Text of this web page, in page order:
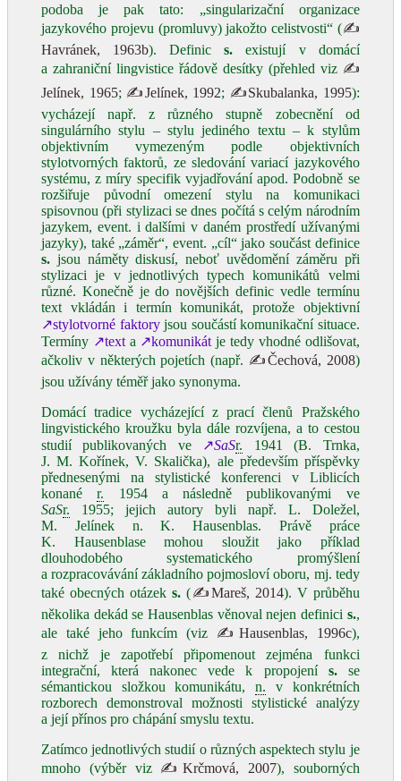
podoba je pak tato: „singularizační organizace
jazykového projevu (promluvy) jakožto celistvosti“ (✍
Havránek, 1963b). Definics. existují v domácí
a zahraniční lingvistice řádově desítky (přehled viz ✍
Jelínek, 1965; ✍Jelínek, 1992; ✍Skubalanka, 1995):
vycházejí např. z různého stupně zobecnění od
singulárního stylu ‒ stylu jediného textu ‒ k stylům
objektivním vymezeným podle objektivních
stylotvorných faktorů, ze sledování variací jazykového
systému, z míry specifik vyjadřování apod. Podobně se
rozšiřuje původní omezení stylu na komunikaci
spisovnou (při stylizaci se dnes počítá s celým národním
jazykem, event. i dalšími v daném prostředí užívanými
jazyky), také „záměr“, event. „cíl“ jako součást definice
s. jsou náměty diskusí, neboť uvědomění záměru při
stylizaci je v jednotlivých typech komunikátů velmi
různé. Konečně je do novějších definic vedle termínu
text vkládán i termín komunikát, protože objektivní
↗stylotvorné faktoryjsou součástí komunikační situace.
Termíny ↗texta ↗komunikát je tedy vhodné odlišovat,
ačkoliv v některých pojetích (např. ✍Čechová, 2008)
jsou užívány téměř jako synonyma.
Domácí tradice vycházející z prací členů Pražského
lingvistického kroužku byla dále rozvíjena, a to cestou
studií publikovaných ve ↗SaSr. 1941 (B. Trnka,
J. M. Kořínek, V. Skalička), ale především příspěvky
přednesenými na stylistické konferenci v Liblicích
konanér. 1954 a následně publikovanými ve
SaSr. 1955; jejich autory byli např. L. Doležel,
M. Jelínek n. K. Hausenblas. Právě práce
K. Hausenblase mohou sloužit jako příklad
dlouhodobého systematického promýšlení
a rozpracovávání základního pojmosloví oboru, mj. tedy
také obecných otázek s.(✍Mareš, 2014). V průběhu
několika dekád se Hausenblas věnoval nejen definici s.,
ale také jeho funkcím (viz ✍Hausenblas, 1996c),
z nichž je zapotřebí připomenout zejména funkci
integrační, která nakonec vede k propojení s.se
sémantickou složkou komunikátu,n. v konkrétních
rozborech demonstroval možnosti stylistické analýzy
a její přínos pro chápání smyslu textu.
Zatímco jednotlivých studií o různých aspektech stylu je
mnoho (výběr viz ✍Krčmová, 2007), souborných